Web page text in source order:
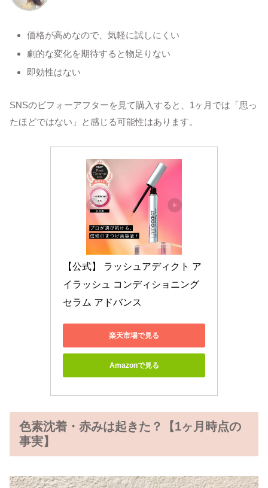
価格が高めなので、気軽に試しにくい
劇的な変化を期待すると物足りない
即効性はない
SNSのビフォーアフターを見て購入すると、1ヶ月では「思っ
たほどではない」と感じる可能性はあります。
【公式】 ラッシュアディクト ア
イラッシュ コンディショニング
セラム アドバンス
楽天市場で見る
Amazonで見る
色素沈着・赤みは起きた？【1ヶ月時点の
事実】